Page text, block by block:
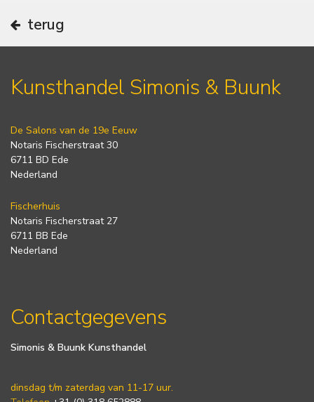
terug
Kunsthandel Simonis & Buunk
De Salons van de 19e Eeuw
Notaris Fischerstraat 30
6711 BD Ede
Nederland
Fischerhuis
Notaris Fischerstraat 27
6711 BB Ede
Nederland
Contactgegevens
Simonis & Buunk Kunsthandel
dinsdag t/m zaterdag van 11-17 uur.